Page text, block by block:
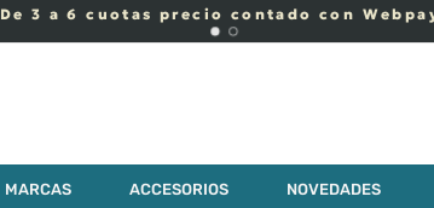
De 3 a 6 cuotas precio contado con
MARCAS ACCESORIOS NOVEDADES